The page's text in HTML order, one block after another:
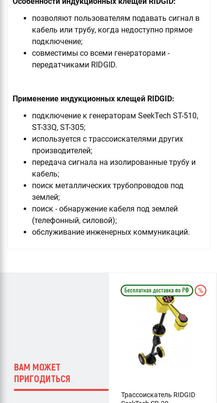
позволяют пользователям подавать сигнал в
кабель или трубу, когда недоступно прямое
подключение;
совместимы со всеми генераторами -
передатчиками RIDGID.
Применение индукционных клещей RIDGID:
подключение к генераторам SeekTech ST-510,
ST-33Q, ST-305;
используется с трассоискателями других
производителей;
передача сигнала на изолированные трубу и
кабель;
поиск металлических трубопроводов под
землей;
поиск - обнаружение кабеля под землей
(телефонный, силовой);
обслуживание инженерных коммуникаций.
ВАМ МОЖЕТ
ПРИГОДИТЬСЯ
Трассоискатель RIDGID